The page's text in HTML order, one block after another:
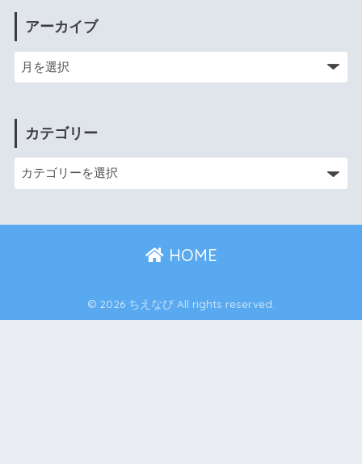
アーカイブ
カテゴリー
HOME
© 2026 ちえなび All rights reserved.